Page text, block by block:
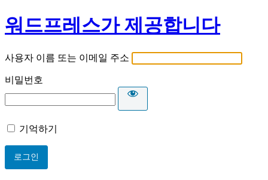
워드프레스가 제공합니다
사용자 이름 또는 이메일 주소
비밀번호
기억하기